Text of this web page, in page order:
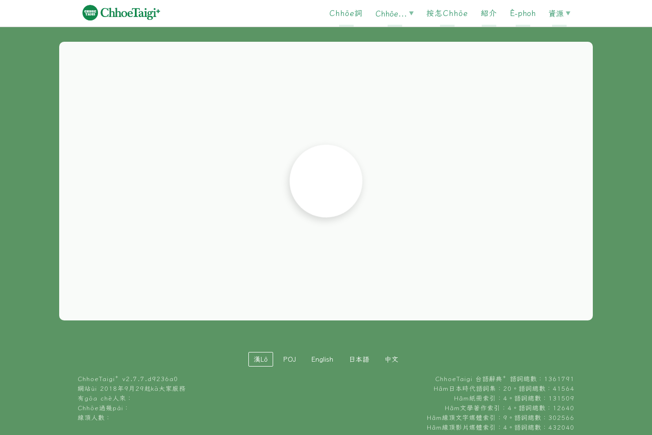
Chhōe詞 Chhōe... 按怎Chhōe 紹介 È-phoh 資源
漢Lô POJ English 日本語 中文
ChhoeTaigi⁺ v2.7.7.d9236a0
網站ùi 2018年9月29起kā大家服務
有gōa chē人來：
Chhōe過幾pái：
線頂人數：
ChhoeTaigi 台語辭典⁺ 語詞總數：1361791
Hâm日本時代語詞集：20。語詞總數：41564
Hâm紙冊索引：4。語詞總數：131509
Hâm文學著作索引：4。語詞總數：12640
Hâm線頂文字媒體索引：9。語詞總數：302566
Hâm線頂影片媒體索引：4。語詞總數：432040